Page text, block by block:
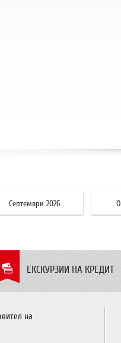
Септември 2026
ЕКСКУРЗИИ НА КРЕДИТ
на